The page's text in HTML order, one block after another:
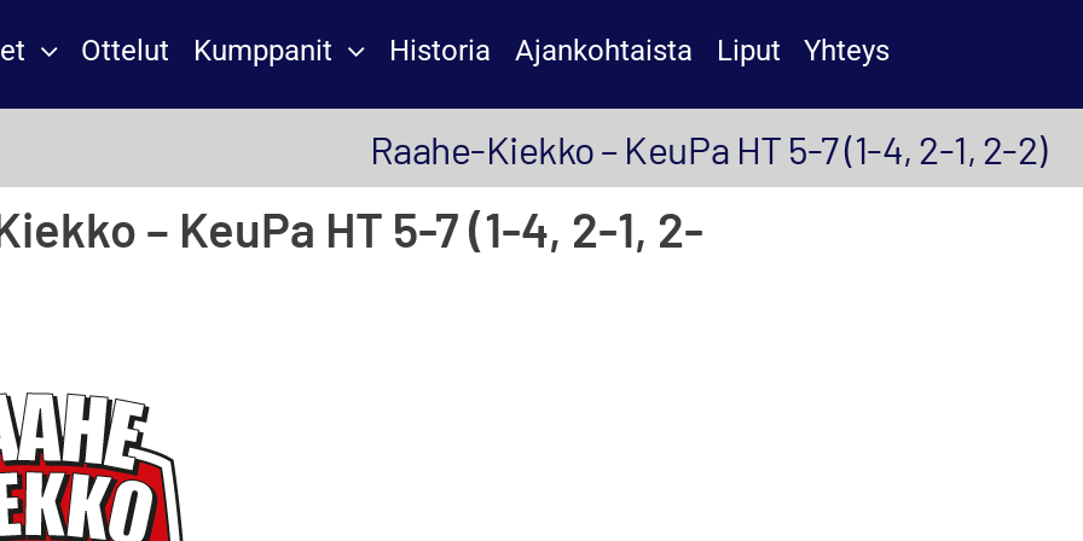
Ottelut Kumppanit Historia Ajankohtaista Liput Yhteys
Raahe-Kiekko – KeuPa HT 5-7 (1-4, 2-1, 2-2)
– KeuPa HT 5-7 (1-4, 2-1, 2-